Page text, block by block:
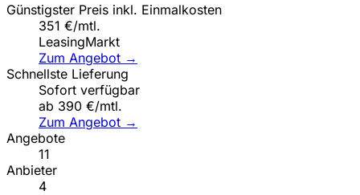
Günstigster Preis inkl. Einmalkosten
351 €/mtl.
LeasingMarkt
Zum Angebot →
Schnellste Lieferung
Sofort verfügbar
ab 390 €/mtl.
Zum Angebot →
Angebote
11
Anbieter
4